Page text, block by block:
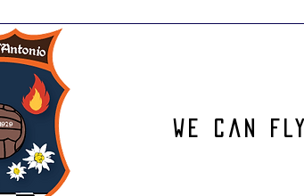
We can Fly